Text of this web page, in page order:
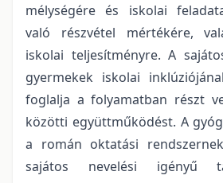
mélységére és iskolai
való részvétel mértékére,
iskolai teljesítményre. A
gyermekek iskolai
foglalja a folyamatban részt
közötti együttműködést. A
a román oktatási
sajátos nevelési igényű